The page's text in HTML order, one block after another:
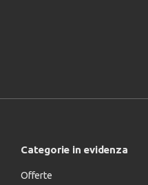
Categorie in evidenza
Offerte